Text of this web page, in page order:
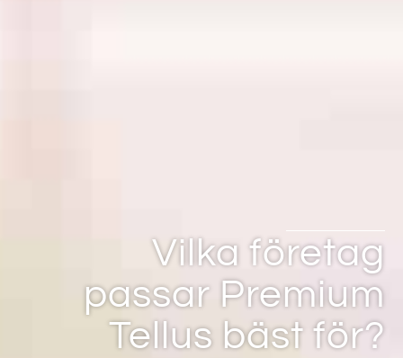
Vilka företag
passar Premium
Tellus bäst för?